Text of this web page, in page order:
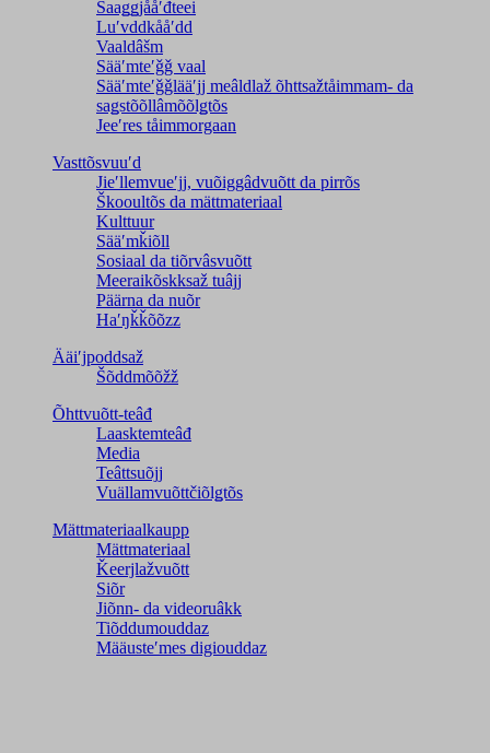
Saaǥǥjååʹđteei
Luʹvddkååʹdd
Vaaldâšm
Sääʹmteʹǧǧ vaal
Sääʹmteʹǧǧlääʹjj meâldlaž õhttsažtåimmam- da
saǥstõõllâmõõlǥtõs
Jeeʹres tåimmorgaan
Vasttõsvuuʹd
Jieʹllemvueʹjj, vuõiggâdvuõtt da pirrõs
Škooultõs da mättmateriaal
Kulttuur
Sääʹmǩiõll
Sosiaal da tiõrvâsvuõtt
Meeraikõskksaž tuâjj
Päärna da nuõr
Haʹŋǩǩõõzz
Ääiʹjpoddsaž
Šõddmõõžž
Õhttvuõtt-teâđ
Laasktemteâđ
Media
Teâttsuõjj
Vuällamvuõttčiõlǥtõs
Mättmateriaalkaupp
Mättmateriaal
Ǩeerjlažvuõtt
Siõr
Jiõnn- da videoruâkk
Tiõddumouddaz
Määusteʹmes digiouddaz